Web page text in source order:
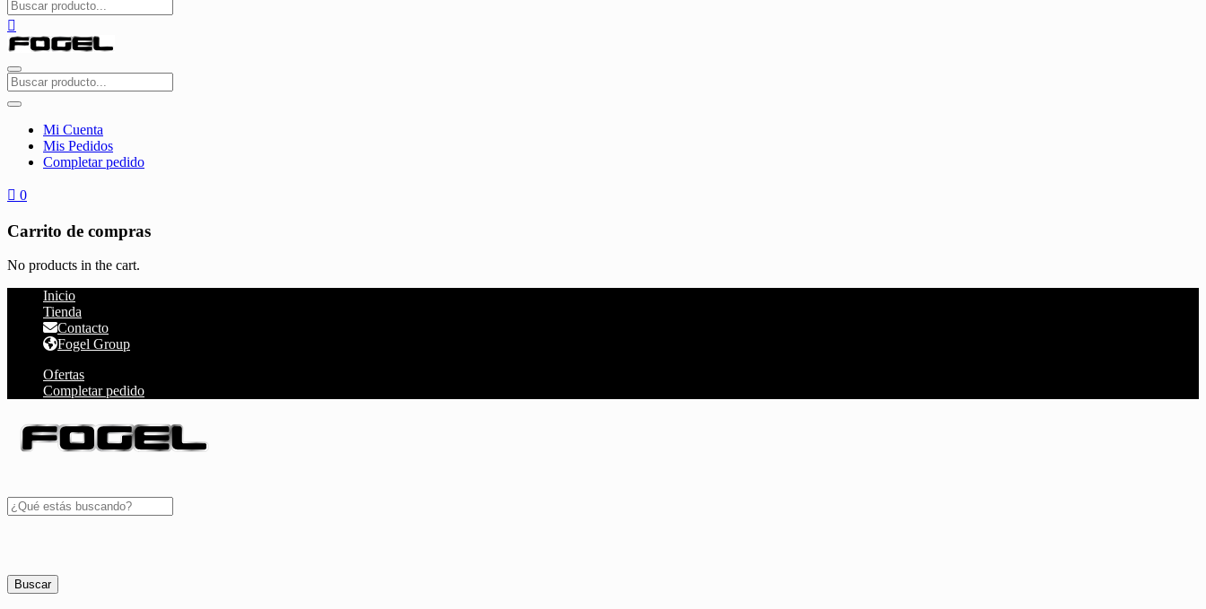
Mi Cuenta
Mis Pedidos
Completar pedido
0
Carrito de compras
No products in the cart.
Inicio
Tienda
Contacto
Fogel Group
Ofertas
Completar pedido
Buscar